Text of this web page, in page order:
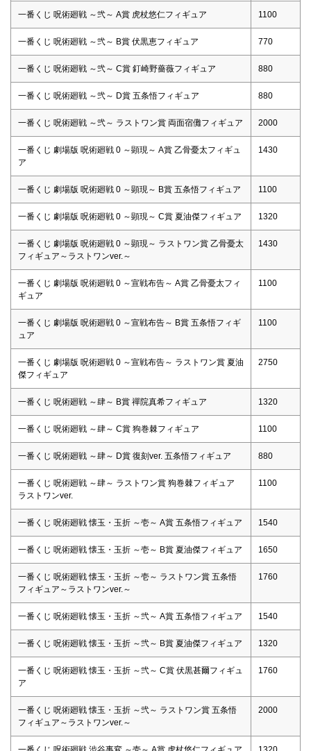
一番くじ 呪術廻戦 ～弐～ A賞 虎杖悠仁フィギュア 1100
一番くじ 呪術廻戦 ～弐～ B賞 伏黒恵フィギュア 770
一番くじ 呪術廻戦 ～弐～ C賞 釘崎野薔薇フィギュア 880
一番くじ 呪術廻戦 ～弐～ D賞 五条悟フィギュア 880
一番くじ 呪術廻戦 ～弐～ ラストワン賞 両面宿儺フィギュア 2000
一番くじ 劇場版 呪術廻戦 0 ～顕現～ A賞 乙骨憂太フィギュ
ア
1430
一番くじ 劇場版 呪術廻戦 0 ～顕現～ B賞 五条悟フィギュア 1100
一番くじ 劇場版 呪術廻戦 0 ～顕現～ C賞 夏油傑フィギュア 1320
一番くじ 劇場版 呪術廻戦 0 ～顕現～ ラストワン賞 乙骨憂太
フィギュア～ラストワンver.～
1430
一番くじ 劇場版 呪術廻戦 0 ～宣戦布告～ A賞 乙骨憂太フィ
ギュア
1100
一番くじ 劇場版 呪術廻戦 0 ～宣戦布告～ B賞 五条悟フィギ
ュア
1100
一番くじ 劇場版 呪術廻戦 0 ～宣戦布告～ ラストワン賞 夏油
傑フィギュア
2750
一番くじ 呪術廻戦 ～肆～ B賞 禪院真希フィギュア 1320
一番くじ 呪術廻戦 ～肆～ C賞 狗巻棘フィギュア 1100
一番くじ 呪術廻戦 ～肆～ D賞 復刻ver. 五条悟フィギュア 880
一番くじ 呪術廻戦 ～肆～ ラストワン賞 狗巻棘フィギュア
ラストワンver.
1100
一番くじ 呪術廻戦 懐玉・玉折 ～壱～ A賞 五条悟フィギュア 1540
一番くじ 呪術廻戦 懐玉・玉折 ～壱～ B賞 夏油傑フィギュア 1650
一番くじ 呪術廻戦 懐玉・玉折 ～壱～ ラストワン賞 五条悟
フィギュア～ラストワンver.～
1760
一番くじ 呪術廻戦 懐玉・玉折 ～弐～ A賞 五条悟フィギュア 1540
一番くじ 呪術廻戦 懐玉・玉折 ～弐～ B賞 夏油傑フィギュア 1320
一番くじ 呪術廻戦 懐玉・玉折 ～弐～ C賞 伏黒甚爾フィギュ
ア
1760
一番くじ 呪術廻戦 懐玉・玉折 ～弐～ ラストワン賞 五条悟
フィギュア～ラストワンver.～
2000